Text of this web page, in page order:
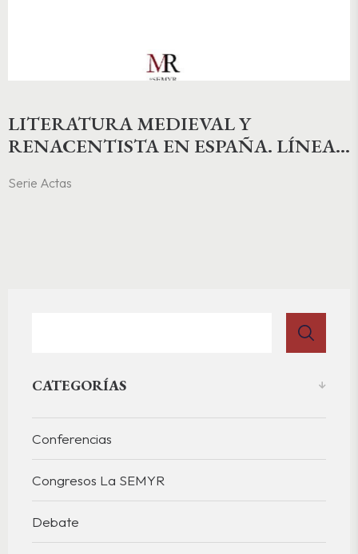
LITERATURA MEDIEVAL Y
RENACENTISTA EN ESPAÑA. LÍNEAS
Serie Actas
CATEGORÍAS
Conferencias
Congresos La SEMYR
Debate